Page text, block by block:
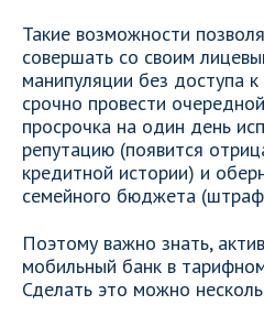
Такие возможности
совершать со своим
манипуляции без доступа
срочно провести
просрочка на один день
репутацию (появится
кредитной истории) и
семейного бюджета
Поэтому важно знать,
мобильный банк в
Сделать это можно